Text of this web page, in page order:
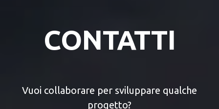
CONTATTI
Vuoi collaborare per sviluppare qualche
progetto?